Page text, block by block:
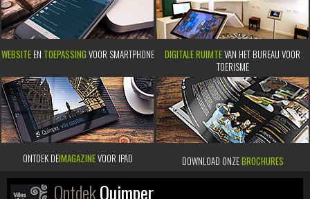
WEBSITEEN TOEPASSING VOOR SMARTPHONE DIGITALE RUIMTEVAN HET BUREAU VOOR
TOERISME
ONTDEK DEIMAGAZINEVOOR IPAD DOWNLOAD ONZEBROCHURES
OntdekQuimper